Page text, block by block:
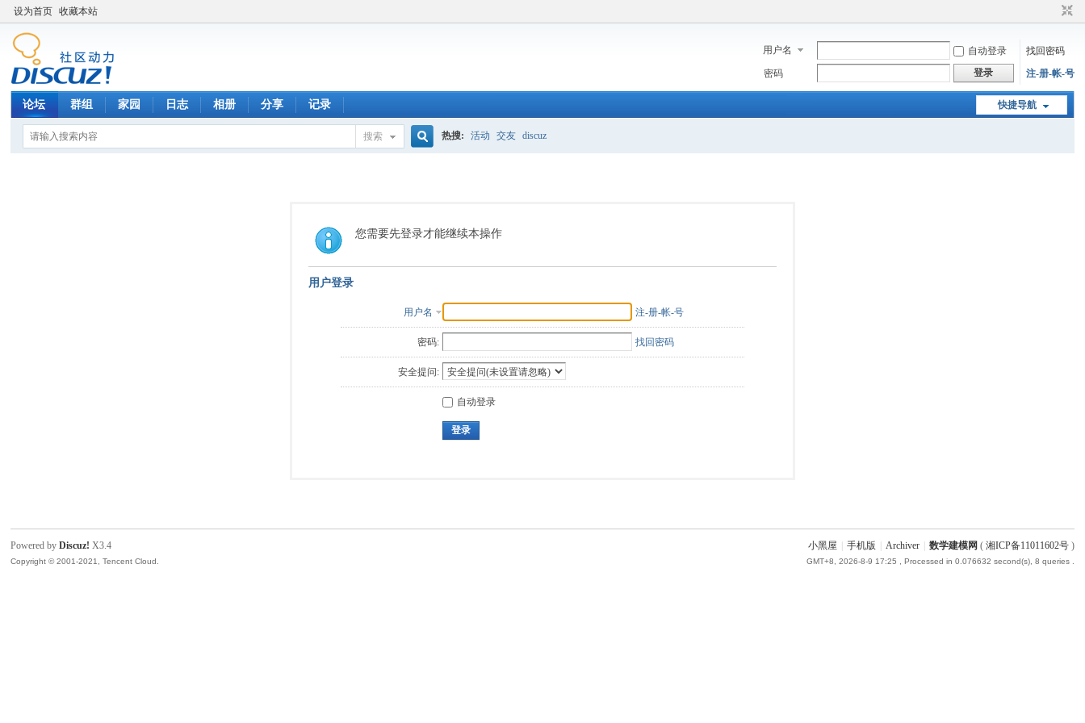
设为首页 收藏本站
用户名 自动登录
找回密码
密码
登录 注-册-帐-号
快捷导航
论坛 群组 家园 日志 相册 分享 记录
搜索
索
热搜: 活动 交友 discuz
您需要先登录才能继续本操作
用户登录
用户名 注-册-帐-号
密码: 找回密码
安全提问:
自动登录
登录
小黑屋 手机版 Archiver 数学建模网 ( 湘ICP备11011602号)
GMT+8, 2026-8-9 17:25 , Processed in 0.076632 second(s), 8 queries .
Powered byDiscuz! X3.4
Copyright © 2001-2021, Tencent Cloud.